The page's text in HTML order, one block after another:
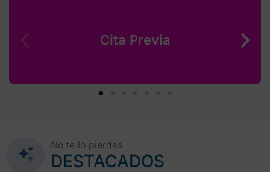
Cita Previa
No te lo pierdas
DESTACADOS